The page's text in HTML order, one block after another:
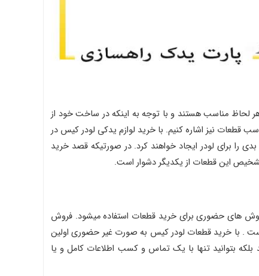
هر لحاظ مناسب هستند و با توجه به اینکه در ساخت خود از
قطعات نیز اشاره کنیم. با خرید لوازم یدکی لودر کیس در
را برای لودر ایجاد خواهند کرد. در صورتیکه قصد خرید
تشخیص این قطعات از یکدیگر دشوار است.
های حضوری برای خرید قطعات استفاده میشود. فروش
. با خرید قطعات لودر کیس به صورت غیر حضوری اولین
بتوانید تنها با یک تماس و کسب اطلاعات کامل و یا